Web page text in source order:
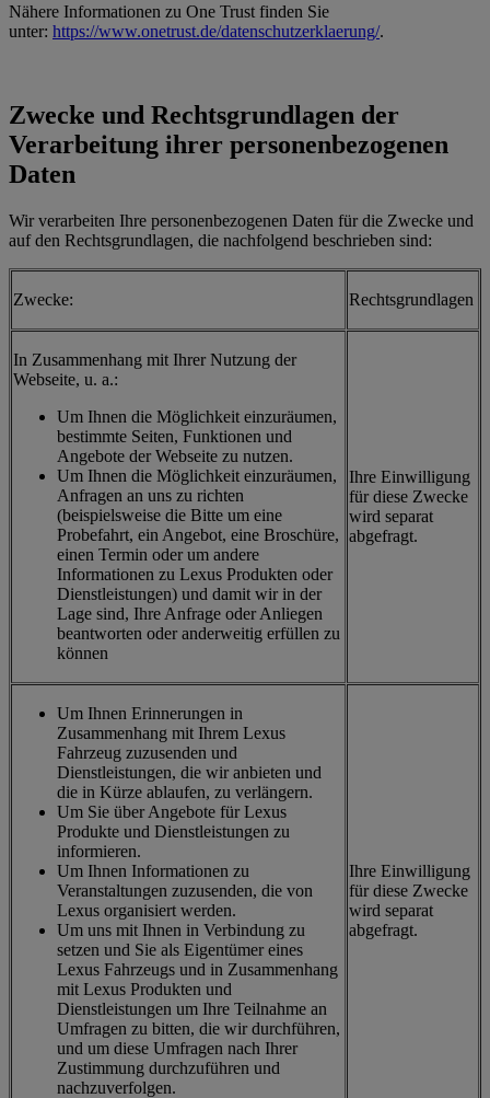
Nähere Informationen zu One Trust finden Sie
unter: https://www.onetrust.de/datenschutzerklaerung/.
Zwecke und Rechtsgrundlagen der
Verarbeitung ihrer personenbezogenen
Daten
Wir verarbeiten Ihre personenbezogenen Daten für die Zwecke und
auf den Rechtsgrundlagen, die nachfolgend beschrieben sind:
Zwecke: Rechtsgrundlagen
In Zusammenhang mit Ihrer Nutzung der
Webseite, u. a.:
Um Ihnen die Möglichkeit einzuräumen,
bestimmte Seiten, Funktionen und
Angebote der Webseite zu nutzen.
Um Ihnen die Möglichkeit einzuräumen,
Anfragen an uns zu richten
(beispielsweise die Bitte um eine
Probefahrt, ein Angebot, eine Broschüre,
einen Termin oder um andere
Informationen zu Lexus Produkten oder
Dienstleistungen) und damit wir in der
Lage sind, Ihre Anfrage oder Anliegen
beantworten oder anderweitig erfüllen zu
können
Ihre Einwilligung
für diese Zwecke
wird separat
abgefragt.
Um Ihnen Erinnerungen in
Zusammenhang mit Ihrem Lexus
Fahrzeug zuzusenden und
Dienstleistungen, die wir anbieten und
die in Kürze ablaufen, zu verlängern.
Um Sie über Angebote für Lexus
Produkte und Dienstleistungen zu
informieren.
Um Ihnen Informationen zu
Veranstaltungen zuzusenden, die von
Lexus organisiert werden.
Um uns mit Ihnen in Verbindung zu
setzen und Sie als Eigentümer eines
Lexus Fahrzeugs und in Zusammenhang
mit Lexus Produkten und
Dienstleistungen um Ihre Teilnahme an
Umfragen zu bitten, die wir durchführen,
und um diese Umfragen nach Ihrer
Zustimmung durchzuführen und
nachzuverfolgen.
Ihre Einwilligung
für diese Zwecke
wird separat
abgefragt.